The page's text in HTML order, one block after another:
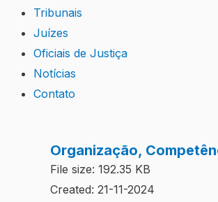
Tribunais
Juízes
Oficiais de Justiça
Notícias
Contato
Organização,
File size: 192.35 KB
Created: 21-11-2024